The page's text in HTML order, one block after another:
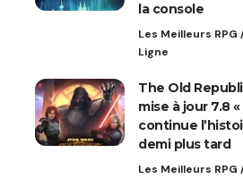
la console
Les Meilleurs RPG
Ligne
The Old
mise à jour 7.8
continue
demi plus tard
Les Meilleurs RPG